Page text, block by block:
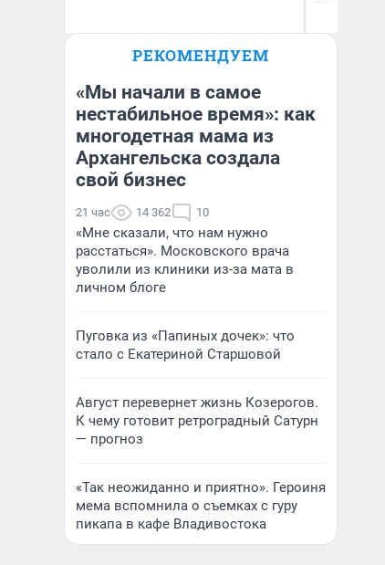
Анатолий Кузнецов
РЕКОМЕНДУЕМ
«Мы начали в самое
нестабильное время»: как
многодетная мама из
Архангельска создала
свой бизнес
21 час 14 362 10
«Мне сказали, что нам нужно
расстаться». Московского врача
уволили из клиники из-за мата в
личном блоге
Пуговка из «Папиных дочек»: что
стало с Екатериной Старшовой
Август перевернет жизнь Козерогов.
К чему готовит ретроградный Сатурн
— прогноз
«Так неожиданно и приятно». Героиня
мема вспомнила о съемках с гуру
пикапа в кафе Владивостока